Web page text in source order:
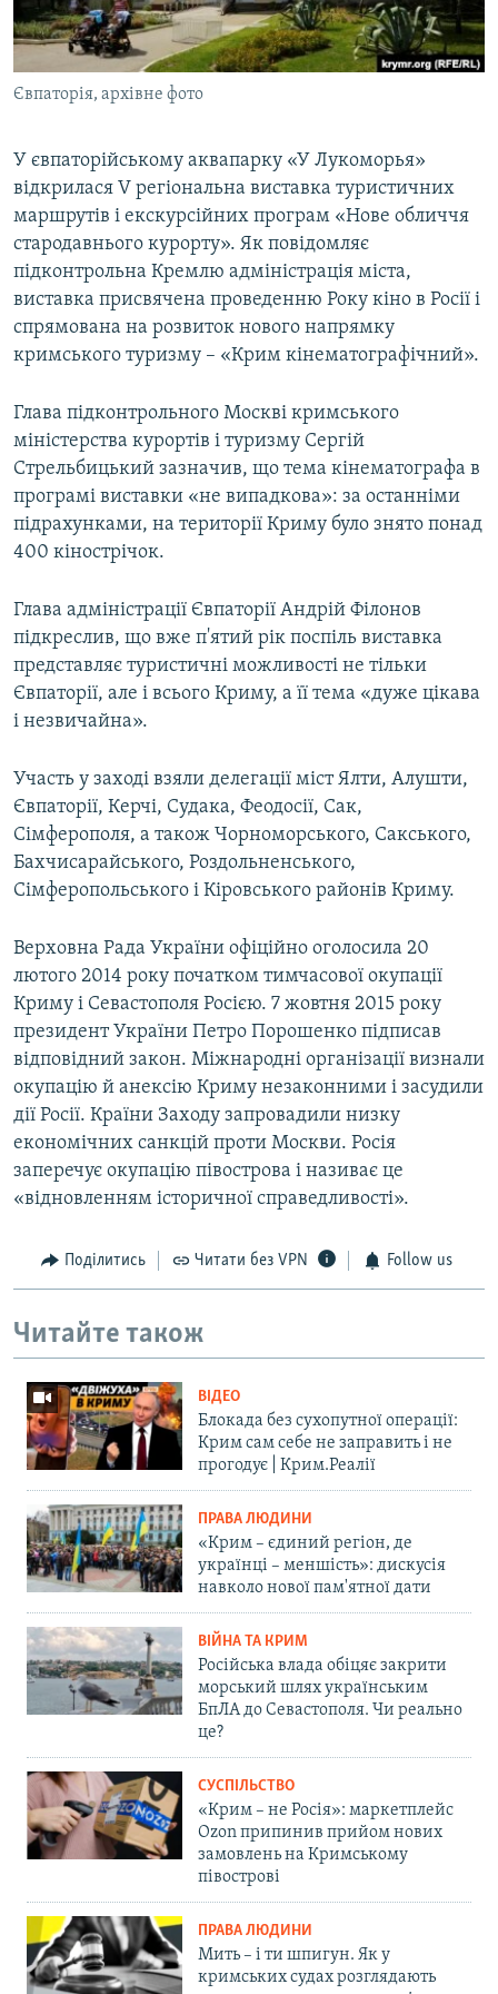
ВІДЕОУРОКИ «ELIFBE»
СВІДЧЕННЯ ОКУПАЦІЇ
УКРАЇНСЬКА ПРОБЛЕМА КРИМУ
Русский
Qırımtatar
Усі сайти RFE/RL
Євпаторія, архівне фото
У євпаторійському аквапарку «У Лукоморья»
відкрилася V регіональна виставка туристичних
маршрутів і екскурсійних програм «Нове обличчя
стародавнього курорту». Як повідомляє
підконтрольна Кремлю адміністрація міста,
виставка присвячена проведенню Року кіно в Росії і
спрямована на розвиток нового напрямку
кримського туризму – «Крим кінематографічний».
Глава підконтрольного Москві кримського
міністерства курортів і туризму Сергій
Стрельбицький зазначив, що тема кінематографа в
програмі виставки «не випадкова»: за останніми
підрахунками, на території Криму було знято понад
400 кінострічок.
Глава адміністрації Євпаторії Андрій Філонов
підкреслив, що вже п'ятий рік поспіль виставка
представляє туристичні можливості не тільки
Євпаторії, але і всього Криму, а її тема «дуже цікава
і незвичайна».
Участь у заході взяли делегації міст Ялти, Алушти,
Євпаторії, Керчі, Судака, Феодосії, Сак,
Сімферополя, а також Чорноморського, Сакського,
Бахчисарайського, Роздольненського,
Сімферопольського і Кіровського районів Криму.
Верховна Рада України офіційно оголосила 20
лютого 2014 року початком тимчасової окупації
Криму і Севастополя Росією. 7 жовтня 2015 року
президент України Петро Порошенко підписав
відповідний закон. Міжнародні організації визнали
окупацію й анексію Криму незаконними і засудили
дії Росії. Країни Заходу запровадили низку
економічних санкцій проти Москви. Росія
заперечує окупацію півострова і називає це
«відновленням історичної справедливості».
Поділитись Читати без VPN Follow us
Читайте також
ВІДЕО
Блокада без сухопутної операції:
Крим сам себе не заправить і не
прогодує | Крим.Реалії
ПРАВА ЛЮДИНИ
«Крим – єдиний регіон, де
українці – меншість»: дискусія
навколо нової пам'ятної дати
ВІЙНА ТА КРИМ
Російська влада обіцяє закрити
морський шлях українським
БпЛА до Севастополя. Чи реально
це?
СУСПІЛЬСТВО
«Крим – не Росія»: маркетплейс
Ozon припинив прийом нових
замовлень на Кримському
півострові
ПРАВА ЛЮДИНИ
Мить – і ти шпигун. Як у
кримських судах розглядають